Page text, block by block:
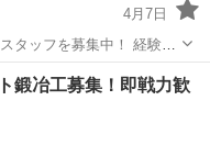
4月7日
タッフを募集中！ 経験者
・茨城・千
けます！ 寮完備＆朝・夜
経験
鍛冶工募集！即戦力歓